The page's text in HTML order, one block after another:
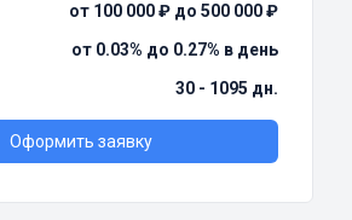
от 100 000 ₽ до 500 000 ₽
от 0.03% до 0.27% в день
30 - 1095 дн.
Оформить заявку